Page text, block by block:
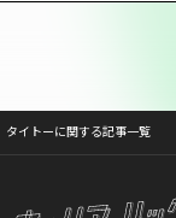
タイトーに関する記事一覧